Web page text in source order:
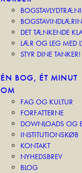
DET TÆNKENDE
LÆR OG LEG MED
STYR DINE TANKER!
ÉN BOG, ÉT MINUT
OM
FAG OG KULTUR
FORFATTERNE
DOWNLOADS OG
INSTITUTIONSKØB
KONTAKT
NYHEDSBREV
BLOG